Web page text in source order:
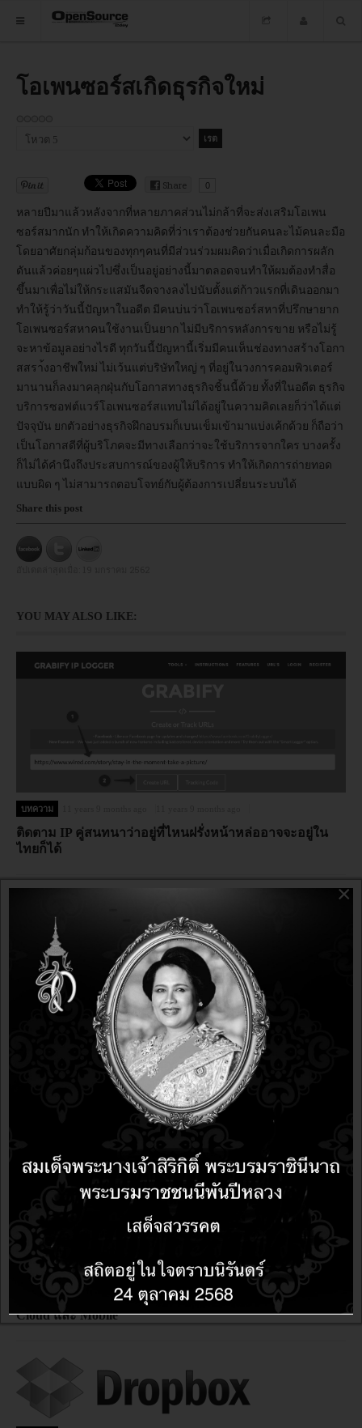
ข่าว
DOWNLOAD
HOME
ซอฟต์แวร์
DOWNLOAD
โอเพนซอร์สเกิดธุรกิจใหม่
กรุณา
Share
0
หลายปีมาแล้วหลังจากที่หลายภาคส่วนไม่กล้าที่จะส่งเสริมโอเพน
ซอร์สมากนัก ทำให้เกิดความคิดที่ว่าเราต้องช่วยกันคนละไม้คนละมือ
โดยอาศัยกลุ่มก้อนของทุกๆคนที่มีส่วนร่วมผมคิดว่าเมื่อเกิดการผลัก
ดันแล้วค่อยๆแผ่วไปซึ่งเป็นอยู่อย่างนี้มาตลอดจนทำให้ผมต้องทำสื่อ
ขึ้นมาเพื่อไม่ให้กระแสมันจืดจางลงไปนับตั้งแต่ก้าวแรกที่เดินออกมา
ทำให้รู้ว่าวันนี้ปัญหาในอดีต มีคนบ่นว่าโอเพนซอร์สหาที่ปรึกษายาก
โอเพนซอร์สหาคนใช้งานเป็นยาก ไม่มีบริการหลังการขาย หรือไม่รู้
จะหาข้อมูลอย่างไรดี ทุกวันนี้ปัญหานี้เริ่มมีคนเห็นช่องทางสร้างโอกา
สสรา้งอาชีพใหม่ ไม่เว้นแต่บริษัทใหญ่ ๆ ที่อยู่ในวงการคอมพิวเตอร์
มานานก็ลงมาคลุกฝุ่นกับโอกาสทางธุรกิจชิ้นนี้ด้วย ทั้งที่ในอดีต ธุรกิจ
บริการซอฟต์แวร์โอเพนซอร์สแทบไม่ได้อยู่ในความคิดเลยก็ว่าได้แต่
ปัจจุบัน ยกตัวอย่างธุรกิจฝึกอบรมก็เบนเข็มเข้ามาแบ่งเค้กด้วย ก็ถือว่า
เป็นโอกาสดีที่ผู้บริโภคจะมีทางเลือกว่าจะใช้บริการจากใคร บางครั้ง
ก็ไม่ได้คำนึงถึงประสบการณ์ของผู้ให้บริการ ทำให้เกิดการถ่ายทอด
แบบผิด ๆ ไม่สามารถตอบโจทย์กับผู้ต้องการเปลี่ยนระบบได้
Share this post
YOU MAY ALSO LIKE:
บทความ
ติดตาม IP คู่สนทนาว่าอยู่ที่ไหนฝรั่งหน้าหล่ออาจจะอยู่ใน
ไทยก็ได้
15 years 2 months ago 15 years 2 months ago
พบช่องโหว่ใน Apache HTTP Server !!
บทความ 15 years 2 months ago 15 years 2 months ago
ผลการสำรวจแนวโน้มในอานาคตของ Opensource กับ
Cloud และ Mobile
×